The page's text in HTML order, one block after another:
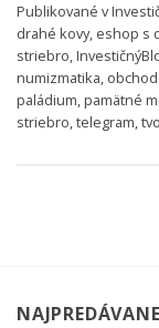
Publikované v
drahé kovy, eshop s
striebro,
numizmatika,
paládium,pamätné
striebro,telegram,